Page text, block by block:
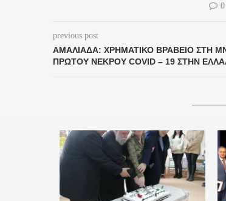
previous post
ΑΜΑΛΙΆΔΑ: ΧΡΗΜΑΤΙΚΌ ΒΡΑΒΕΊΟ ΣΤΗ
ΠΡΏΤΟΥ ΝΕΚΡΟΎ COVID – 19 ΣΤΗΝ